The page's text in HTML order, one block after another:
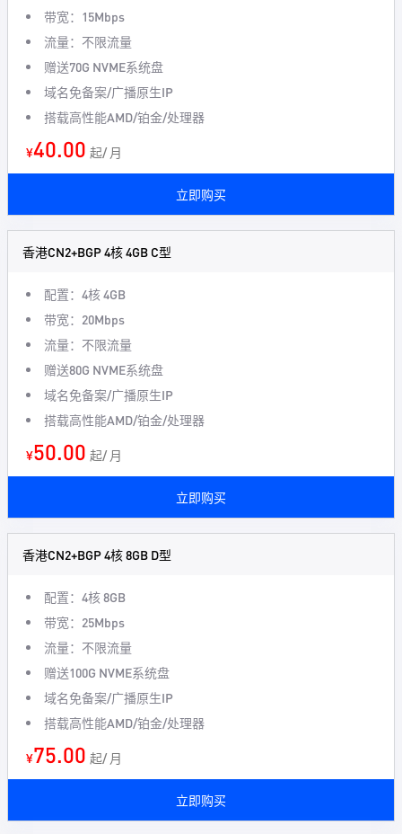
带宽：15Mbps
流量：不限流量
赠送70G NVME系统盘
域名免备案/广播原生IP
搭载高性能AMD/铂金/处理器
¥40.00 起/ 月
立即购买
香港CN2+BGP 4核 4GB C型
配置：4核 4GB
带宽：20Mbps
流量：不限流量
赠送80G NVME系统盘
域名免备案/广播原生IP
搭载高性能AMD/铂金/处理器
¥50.00 起/ 月
立即购买
香港CN2+BGP 4核 8GB D型
配置：4核 8GB
带宽：25Mbps
流量：不限流量
赠送100G NVME系统盘
域名免备案/广播原生IP
搭载高性能AMD/铂金/处理器
¥75.00 起/ 月
立即购买